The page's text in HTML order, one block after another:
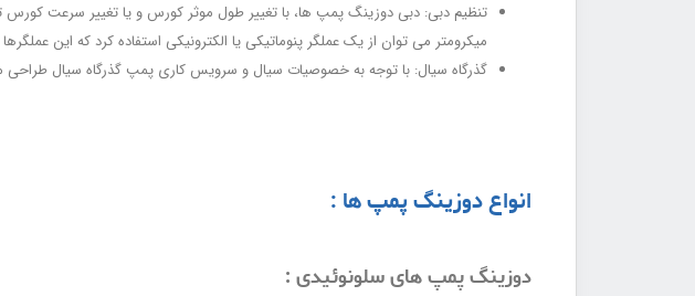
تنظیم دبی: دبی دوزینگ پمپ ها، با تغییر طول موثر کورس و یا تغییر سرعت کورس
میکرومتر می توان از یک عملگر پنوماتیکی یا الکترونیکی استفاده کرد که این
گذرگاه سیال: با توجه به خصوصیات سیال و سرویس کاری پمپ گذرگاه سیال
انواع دوزینگ پمپ ها :
دوزینگ پمپ های سلونوئیدی :